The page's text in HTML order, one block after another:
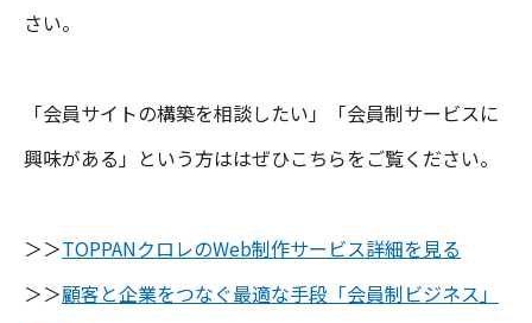
さい。
「会員サイトの構築を相談したい」「会員制サービスに
興味がある」という方ははぜひこちらをご覧ください。
＞＞TOPPANクロレのWeb制作サービス詳細を見る
＞＞顧客と企業をつなぐ最適な手段「会員制ビジネス」